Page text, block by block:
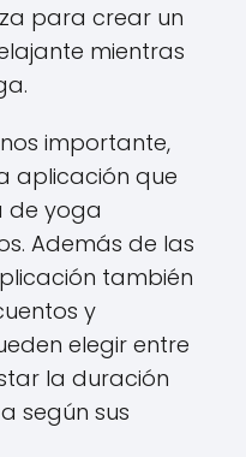
para crear un
mientras
importante,
aplicación que
de yoga
Además de las
también
y
elegir entre
la duración
según sus